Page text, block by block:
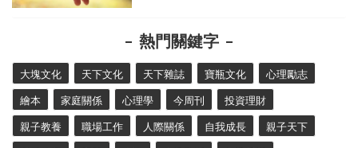
熱門關鍵字
大塊文化 天下文化 天下雜誌 寶瓶文化 心理勵志
繪本 家庭關係 心理學 今周刊 投資理財
親子教養 職場工作 人際關係 自我成長 親子天下